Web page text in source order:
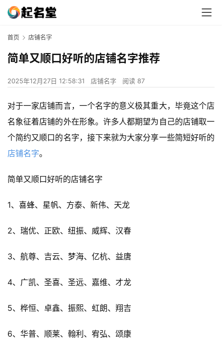
首页 店铺名字
简单又顺口好听的店铺名字推荐
2025年12月27日 12:58:31 店铺名字 阅读 87
对于一家店铺而言，一个名字的意义极其重大，毕竟这个店
名象征着店铺的外在形象。许多人都期望为自己的店铺取一
个简约又顺口的名字，接下来就为大家分享一些简短好听的
店铺名字。
简单又顺口好听的店铺名字
1、喜蜂、星帆、方泰、新伟、天龙
2、瑞优、正欧、纽振、威辉、汉春
3、航尊、吉云、梦海、亿杭、益唐
4、广凯、圣喜、圣远、嘉维、才龙
5、桦恒、卓鑫、振熙、虹朗、翔吉
6、华普、顺莱、翰利、宥弘、颂康